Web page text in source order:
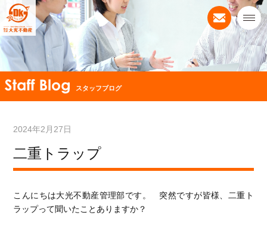
スタッフブログ
2024年2月27日
二重トラップ
こんにちは大光不動産管理部です。 突然ですが皆様、二重ト
ラップって聞いたことありますか？